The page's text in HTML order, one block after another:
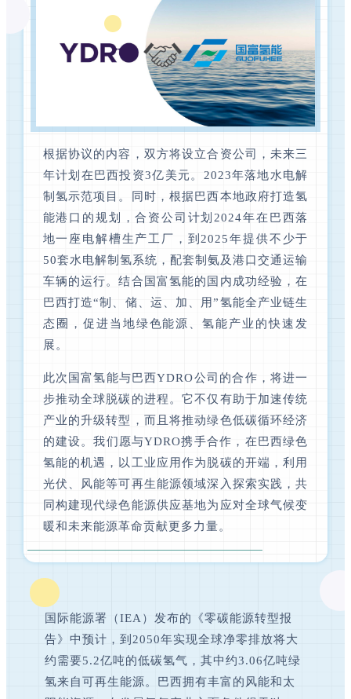
根据协议的内容，双方将设立合资公司，未来三
年计划在巴西投资3亿美元。2023年落地水电解
制氢示范项目。同时，根据巴西本地政府打造氢
能港口的规划，合资公司计划2024年在巴西落
地一座电解槽生产工厂，到2025年提供不少于
50套水电解制氢系统，配套制氨及港口交通运输
车辆的运行。结合国富氢能的国内成功经验，在
巴西打造“制、储、运、加、用”氢能全产业链生
态圈，促进当地绿色能源、氢能产业的快速发
展。
此次国富氢能与巴西YDRO公司的合作，将进一
步推动全球脱碳的进程。它不仅有助于加速传统
产业的升级转型，而且将推动绿色低碳循环经济
的建设。我们愿与YDRO携手合作，在巴西绿色
氢能的机遇，以工业应用作为脱碳的开端，利用
光伏、风能等可再生能源领域深入探索实践，共
同构建现代绿色能源供应基地为应对全球气候变
暖和未来能源革命贡献更多力量。
国际能源署（IEA）发布的《零碳能源转型报
告》中预计，到2050年实现全球净零排放将大
约需要5.2亿吨的低碳氢气，其中约3.06亿吨绿
氢来自可再生能源。巴西拥有丰富的风能和太